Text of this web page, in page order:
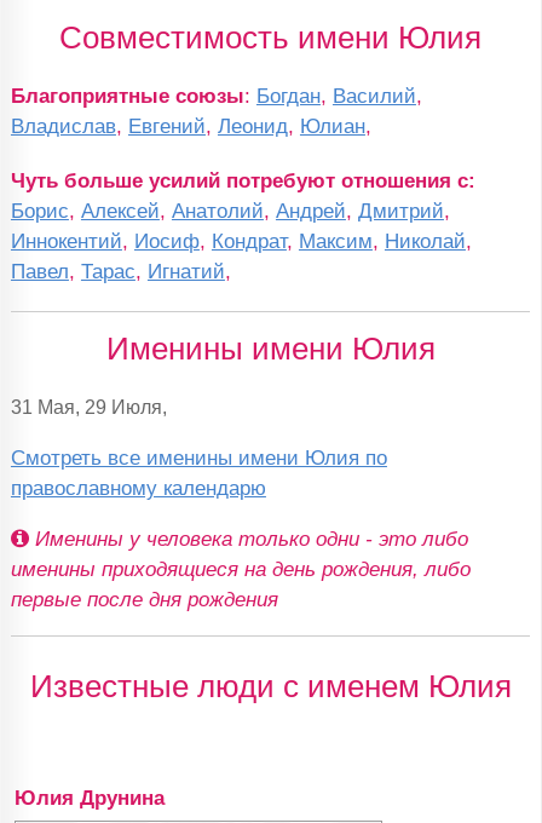
Совместимость имени Юлия
Благоприятные союзы: Богдан, Василий,
Владислав, Евгений, Леонид, Юлиан,
Чуть больше усилий потребуют отношения с:
Борис, Алексей, Анатолий, Андрей, Дмитрий,
Иннокентий, Иосиф, Кондрат, Максим, Николай,
Павел, Тарас, Игнатий,
Именины имени Юлия
31 Мая, 29 Июля,
Смотреть все именины имени Юлия по
православному календарю
Именины у человека только одни - это либо
именины приходящиеся на день рождения, либо
первые после дня рождения
Известные люди с именем Юлия
Юлия Друнина